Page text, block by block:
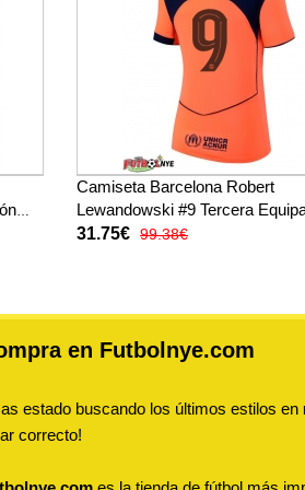
Camiseta Barcelona Robert
Lewandowski #9 Tercera
para mujer 2025-26 manga
31.75€ 99.38€
en Futbolnye.com
estado buscando los últimos estilos en
correcto!